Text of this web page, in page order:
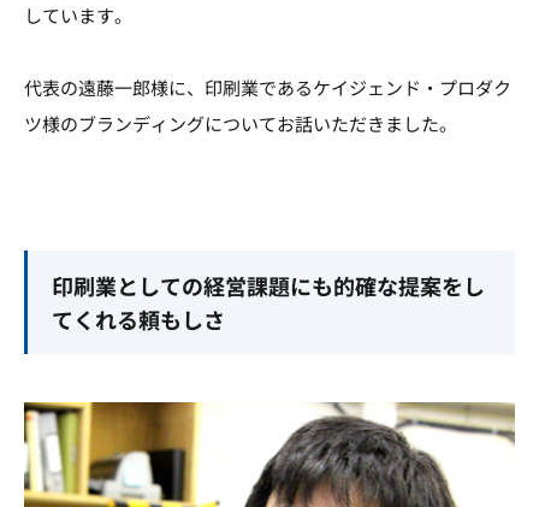
しています。
代表の遠藤一郎様に、印刷業であるケイジェンド・プロダク
ツ様のブランディングについてお話いただきました。
印刷業としての経営課題にも的確な提案をし
てくれる頼もしさ